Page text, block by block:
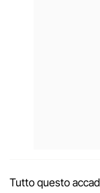
Tutto questo